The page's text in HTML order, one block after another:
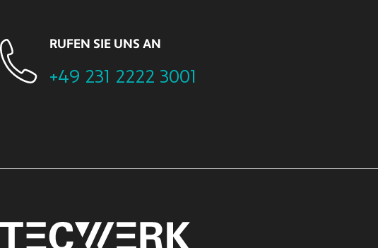
RUFEN SIE UNS AN
+49 231 2222 3001